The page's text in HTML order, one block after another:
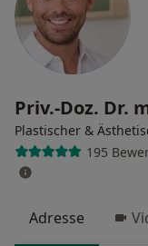
Priv.-Doz. Dr.
Plastischer &
195
Adresse